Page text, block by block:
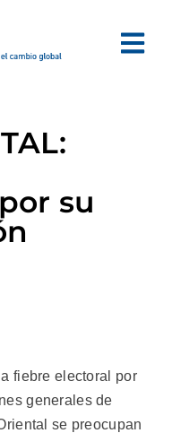
su
fiebre electoral por
generales de
se preocupan